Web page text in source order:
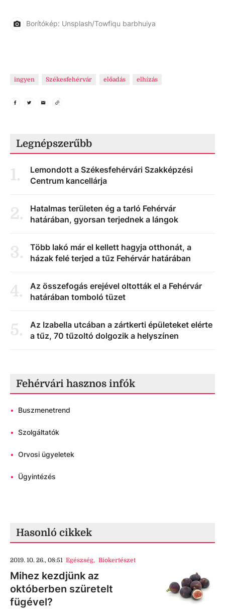
Borítókép: Unsplash/Towfiqu barbhuiya
ingyen Székesfehérvár előadás elhízás
Legnépszerűbb
1.
Lemondott a Székesfehérvári Szakképzési
Centrum kancellárja
2.
Hatalmas területen ég a tarló Fehérvár
határában, gyorsan terjednek a lángok
3.
Több lakó már el kellett hagyja otthonát, a
házak felé terjed a tűz Fehérvár határában
4.
Az összefogás erejével oltották el a Fehérvár
határában tomboló tüzet
5.
Az Izabella utcában a zártkerti épületeket elérte
a tűz, 70 tűzoltó dolgozik a helyszínen
Fehérvári hasznos infók
• Buszmenetrend
• Szolgáltatók
• Orvosi ügyeletek
• Ügyintézés
Hasonló cikkek
2019. 10. 26., 08:51 Egészség, Biokertészet
Mihez kezdjünk az
októberben szüretelt
fügével?